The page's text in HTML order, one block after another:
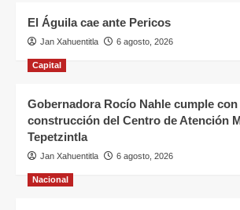
El Águila cae ante Pericos
Jan Xahuentitla 6 agosto, 2026
Capital
Gobernadora Rocío Nahle cumple con
construcción del Centro de Atención
Tepetzintla
Jan Xahuentitla 6 agosto, 2026
Nacional